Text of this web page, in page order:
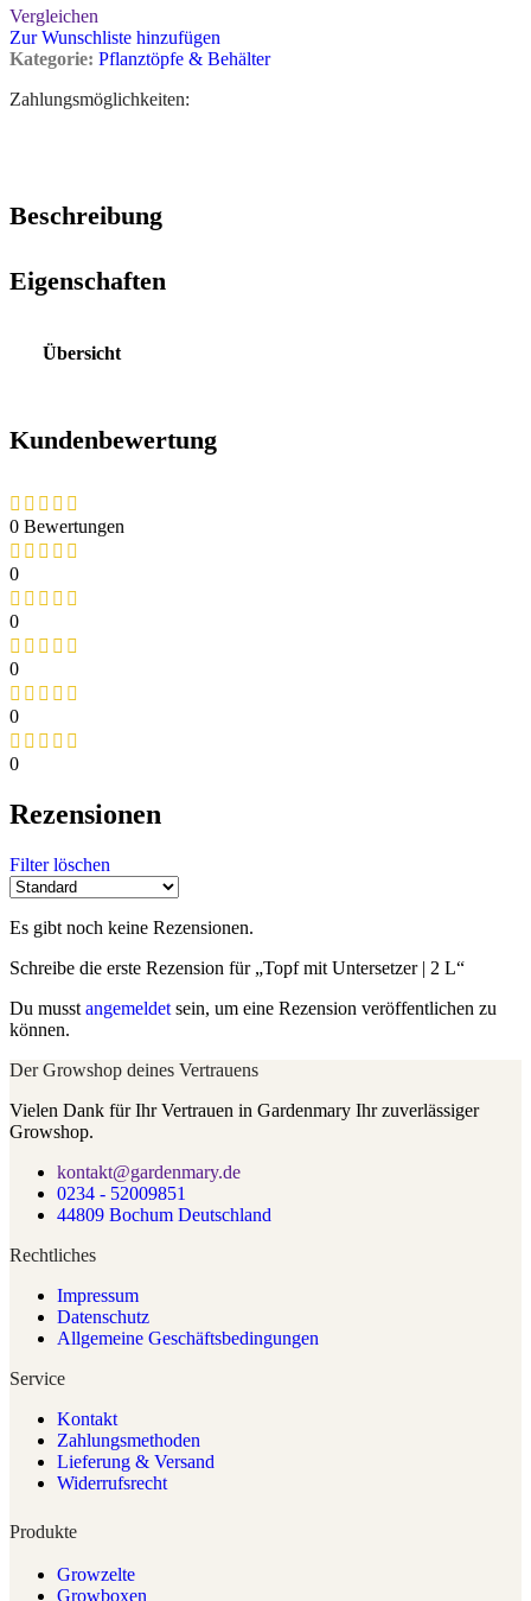
Vergleichen
Zur Wunschliste hinzufügen
Kategorie: Pflanztöpfe & Behälter
Zahlungsmöglichkeiten:
Beschreibung
Eigenschaften
Übersicht
Kundenbewertung
0 Bewertungen
0
0
0
0
0
Rezensionen
Filter löschen
Es gibt noch keine Rezensionen.
Schreibe die erste Rezension für „Topf mit Untersetzer | 2 L“
Du musst angemeldet sein, um eine Rezension veröffentlichen zu
können.
Der Growshop deines Vertrauens
Vielen Dank für Ihr Vertrauen in Gardenmary Ihr zuverlässiger
Growshop.
kontakt@gardenmary.de
0234 - 52009851
44809 Bochum Deutschland
Rechtliches
Impressum
Datenschutz
Allgemeine Geschäftsbedingungen
Service
Kontakt
Zahlungsmethoden
Lieferung & Versand
Widerrufsrecht
Produkte
Growzelte
Growboxen